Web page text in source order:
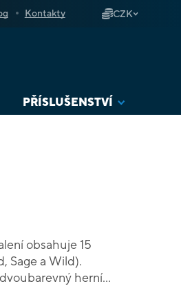
Kontakty CZK
PŘÍSLUŠENSTVÍ
obsahuje 15
Sage a Wild).
herní